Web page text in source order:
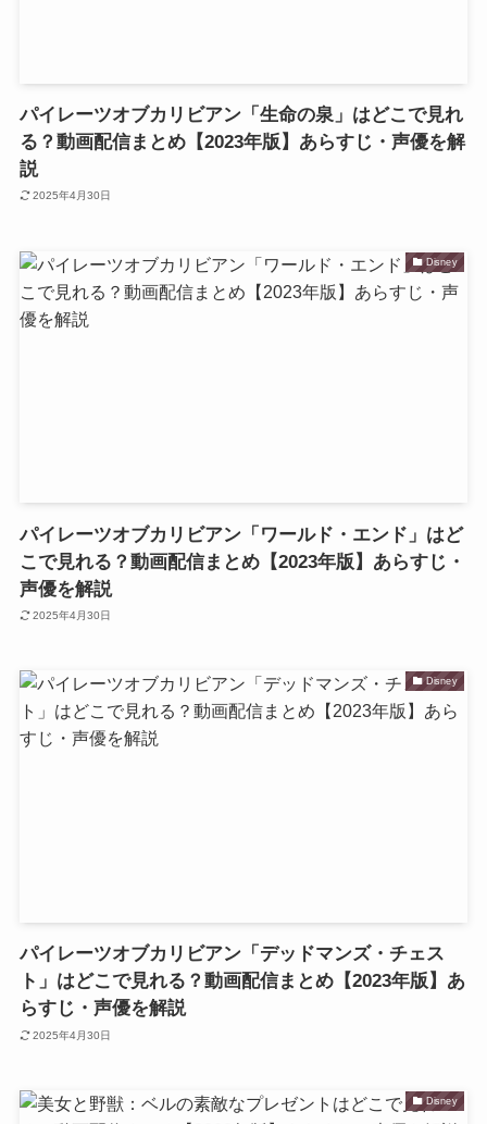
パイレーツオブカリビアン「生命の泉」はどこで見れ
る？動画配信まとめ【2023年版】あらすじ・声優を解
説
2025年4月30日
Disney
パイレーツオブカリビアン「ワールド・エンド」はど
こで見れる？動画配信まとめ【2023年版】あらすじ・
声優を解説
2025年4月30日
Disney
パイレーツオブカリビアン「デッドマンズ・チェス
ト」はどこで見れる？動画配信まとめ【2023年版】あ
らすじ・声優を解説
2025年4月30日
Disney